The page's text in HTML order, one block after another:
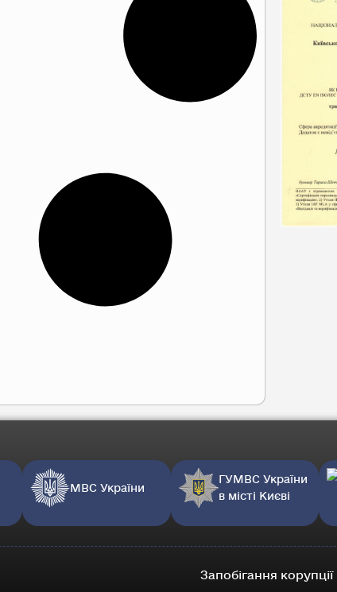
МВС України
ГУМВС України
в місті Києві
Запобігання корупції